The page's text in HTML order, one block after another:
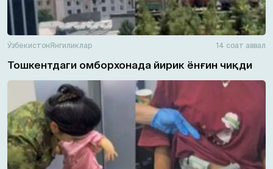
ЎзбекистонЯнгиликлар 14 соат аввал
Тошкентдаги омборхонада йирик ёнғин чиқди